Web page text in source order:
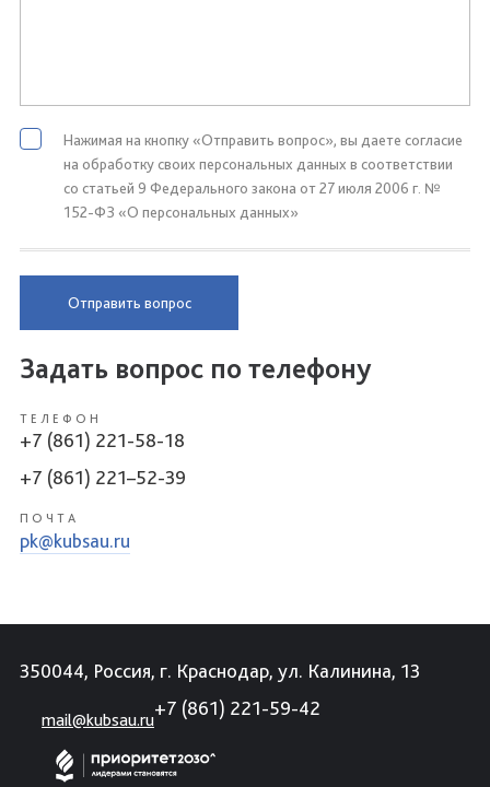
Нажимая на кнопку «Отправить вопрос», вы даете согласие
на обработку своих персональных данных в соответствии
со статьей 9 Федерального закона от 27 июля 2006 г. №
152-ФЗ «О персональных данных»
Отправить вопрос
Задать вопрос по телефону
ТЕЛЕФОН
+7 (861) 221-58-18
+7 (861) 221–52-39
ПОЧТА
pk@kubsau.ru
350044, Россия, г. Краснодар, ул. Калинина, 13
mail@kubsau.ru
+7 (861) 221-59-42